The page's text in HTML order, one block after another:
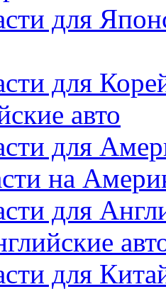
для
для
авто
для
на
для
для